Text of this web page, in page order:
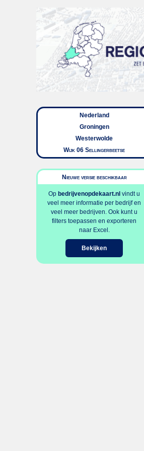
Nederland
Groningen
Westerwolde
Wijk 06 Sellingerbeetse
Nieuwe versie beschikbaar
Op bedrijvenopdekaart.nl vindt u
veel meer informatie per bedrijf en
veel meer bedrijven. Ook kunt u
filters toepassen en exporteren
naar Excel.
Bekijken